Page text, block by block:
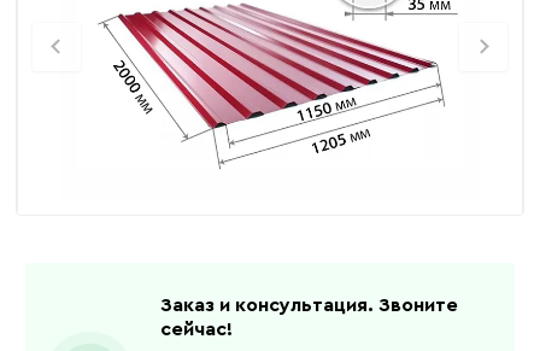
Заказ и консультация. Звоните
сейчас!